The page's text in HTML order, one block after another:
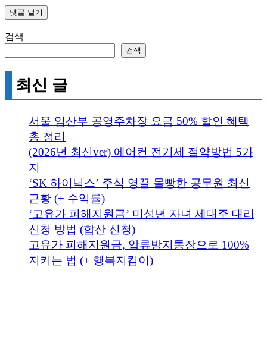
검색
검색
최신 글
서울 임산부 공영주차장 요금 50% 할인 혜택
총 정리
(2026년 최신ver) 에어컨 전기세 절약방법 5가
지
‘SK 하이닉스’ 주식 영끌 몰빵한 공무원 최신
근황 (+ 수익률)
‘고유가 피해지원금’ 미성년 자녀 세대주 대리
신청 방법 (합산 신청)
고유가 피해지원금, 압류방지통장으로 100%
지키는 법 (+ 행복지킴이)